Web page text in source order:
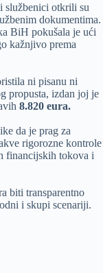
službenici otkrili su
dokumentima.
BiH pokušala je ući
kažnjivo prema
ni pisanu ni
propusta, izdan joj je
8.820 eura.
da je prag za
rigorozne kontrole
financijskih tokova i
biti transparentno
i skupi scenariji.